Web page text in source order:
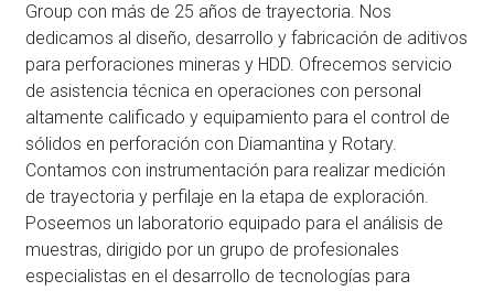
Group con más de 25 años de trayectoria. Nos
dedicamos al diseño, desarrollo y fabricación de aditivos
para perforaciones mineras y HDD. Ofrecemos servicio
de asistencia técnica en operaciones con personal
altamente calificado y equipamiento para el control de
sólidos en perforación con Diamantina y Rotary.
Contamos con instrumentación para realizar medición
de trayectoria y perfilaje en la etapa de exploración.
Poseemos un laboratorio equipado para el análisis de
muestras, dirigido por un grupo de profesionales
especialistas en el desarrollo de tecnologías para